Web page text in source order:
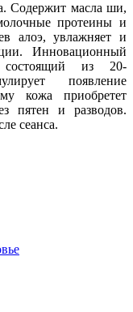
Содержит масла ши,
протеины и
алоэ, увлажняет и
Инновационный
из 20-
появление
кожа приобретет
пятен и разводов.
сеанса.